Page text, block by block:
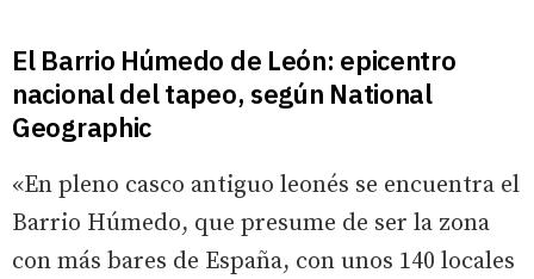
El Barrio Húmedo de León: epicentro
nacional del tapeo, según National
Geographic
«En pleno casco antiguo leonés se encuentra el
Barrio Húmedo, que presume de ser la zona
con más bares de España, con unos 140 locales